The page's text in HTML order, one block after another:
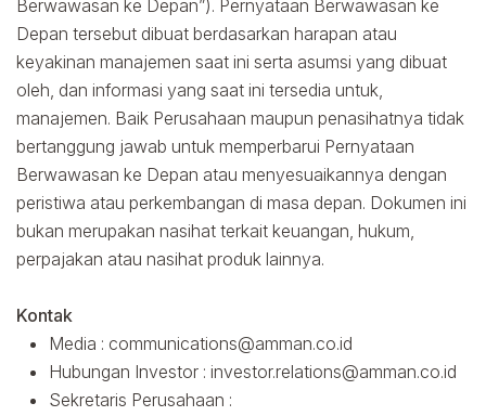
Berwawasan ke Depan”). Pernyataan Berwawasan ke
Depan tersebut dibuat berdasarkan harapan atau
keyakinan manajemen saat ini serta asumsi yang dibuat
oleh, dan informasi yang saat ini tersedia untuk,
manajemen. Baik Perusahaan maupun penasihatnya tidak
bertanggung jawab untuk memperbarui Pernyataan
Berwawasan ke Depan atau menyesuaikannya dengan
peristiwa atau perkembangan di masa depan. Dokumen ini
bukan merupakan nasihat terkait keuangan, hukum,
perpajakan atau nasihat produk lainnya.
Kontak
Media : communications@amman.co.id
Hubungan Investor : investor.relations@amman.co.id
Sekretaris Perusahaan :